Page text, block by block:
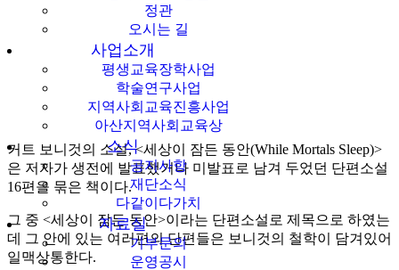
정관
오시는 길
사업소개
평생교육장학사업
학술연구사업
지역사회교육진흥사업
아산지역사회교육상
소식
공지사항
재단소식
다같이다가치
자료실
기부문의
운영공시
커트 보니것의 소설, <세상이 잠든 동안(While Mortals Sleep)>
은 저자가 생전에 발표했거나 미발표로 남겨 두었던 단편소설
16편을 묶은 책이다.
그 중 <세상이 잠든 동안>이라는 단편소설로 제목으로 하였는
데 그 안에 있는 여러편의 단편들은 보니것의 철학이 담겨있어
일맥상통한다.